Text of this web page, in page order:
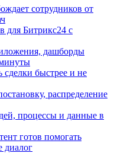
сотрудников от
для Битрикс24 с
дашборды
быстрее и не
распределение
процессы и данные в
готов помогать
диалог